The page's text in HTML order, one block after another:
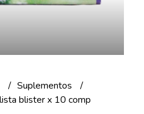
Suplementos
blister x 10 comp